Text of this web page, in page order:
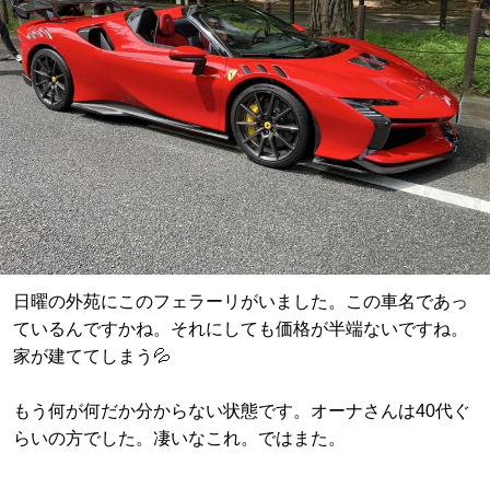
日曜の外苑にこのフェラーリがいました。この車名であっ
ているんですかね。それにしても価格が半端ないですね。
家が建ててしまう💦
もう何が何だか分からない状態です。オーナさんは40代ぐ
らいの方でした。凄いなこれ。ではまた。